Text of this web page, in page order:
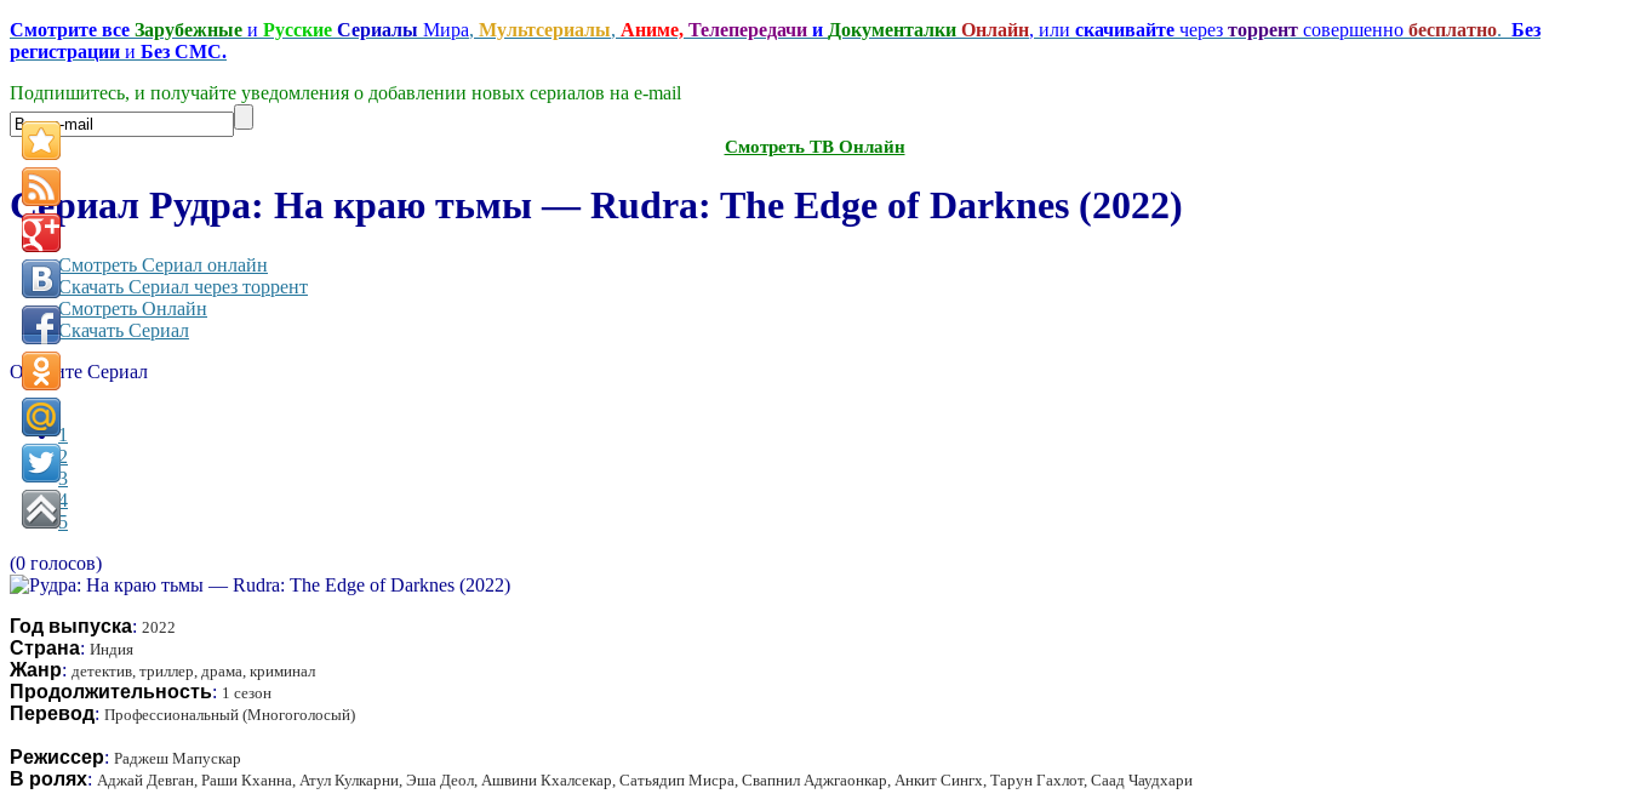
Смотрите все Зарубежные и Русские Сериалы Мира, Мультсериалы, Аниме, Телепередачи и Документалки Онлайн, или скачивайте через торрент совершенно бесплатно. Без
регистрации и Без СМС.
Подпишитесь, и получайте уведомления о добавлении новых сериалов на e-mаil
Смотреть ТВ Онлайн
Сериал Рудра: На краю тьмы — Rudra: The Edge of Darknes (2022)
Смотреть Сериал онлайн
Скачать Сериал через торрент
Смотреть Онлайн
Скачать Сериал
Оцените Сериал
1
2
3
4
5
(0 голосов)
Год выпуска: 2022
Страна: Индия
Жанр: детектив, триллер, драма, криминал
Продолжительность: 1 сезон
Перевод: Профессиональный (Многоголосый)
Режиссер: Раджеш Мапускар
В ролях: Аджай Девган, Раши Кханна, Атул Кулкарни, Эша Деол, Ашвини Кхалсекар, Сатьядип Мисра, Свапнил Аджгаонкар, Анкит Сингх, Тарун Гахлот, Саад Чаудхари